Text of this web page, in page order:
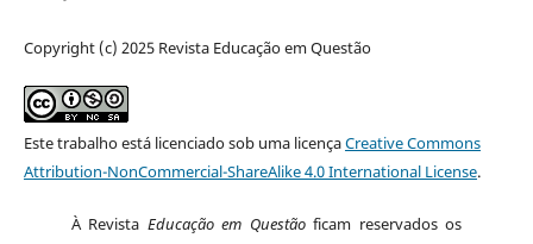
Copyright (c) 2025 Revista Educação em Questão
Este trabalho está licenciado sob uma licençaCreative Commons
Attribution-NonCommercial-ShareAlike 4.0 International License.
À Revista Educação em Questãoficam reservados os